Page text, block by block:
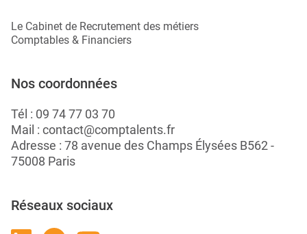
Le Cabinet de Recrutement des métiers
Comptables & Financiers
Nos coordonnées
Tél : 09 74 77 03 70
Mail : contact@comptalents.fr
Adresse : 78 avenue des Champs Élysées B562 -
75008 Paris
Réseaux sociaux